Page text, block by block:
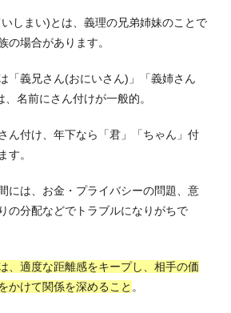
しまい)とは、義理の兄弟姉妹のことで
の場合があります。
「義兄さん(おにいさん)」「義姉さん
名前にさん付けが一般的。
ん付け、年下なら「君」「ちゃん」付
す。
には、お金・プライバシーの問題、意
の分配などでトラブルになりがちで
、適度な距離感をキープし、相手の価
かけて関係を深めること 。